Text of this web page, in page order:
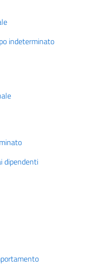
indeterminato
dipendenti